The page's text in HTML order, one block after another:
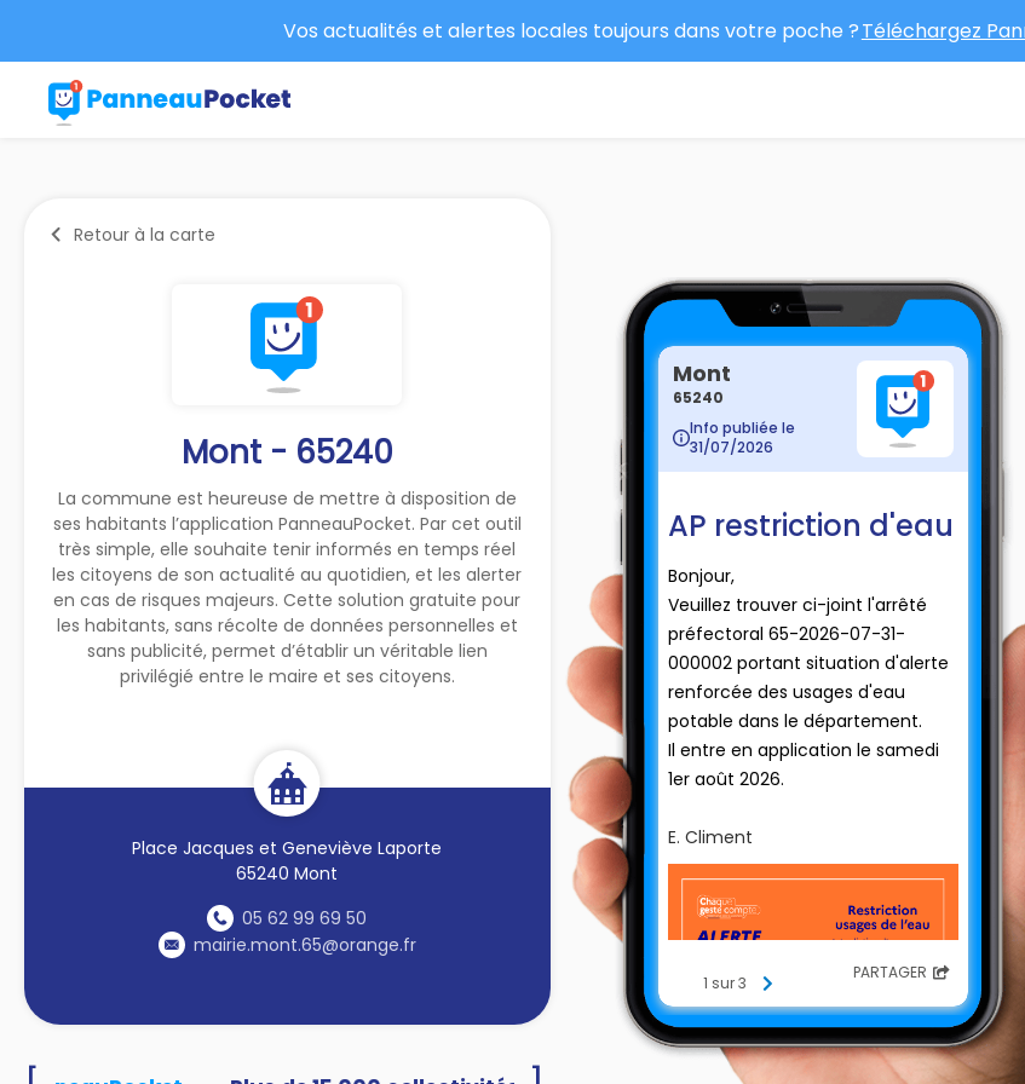
Vos actualités et alertes locales toujours dans votre poche ?Téléchargez
Retour à la carte
Mont - 65240
La commune est heureuse de mettre à disposition de
ses habitants l’application PanneauPocket. Par cet outil
très simple, elle souhaite tenir informés en temps réel
les citoyens de son actualité au quotidien, et les alerter
en cas de risques majeurs. Cette solution gratuite pour
les habitants, sans récolte de données personnelles et
sans publicité, permet d’établir un véritable lien
privilégié entre le maire et ses citoyens.
Place Jacques et Geneviève Laporte
65240 Mont
05 62 99 69 50
mairie.mont.65@orange.fr
Mont
65240
Info publiée le
31/07/2026
AP restriction d'eau
Bonjour,
Veuillez trouver ci-joint l'arrêté
préfectoral 65-2026-07-31-
000002 portant situation d'alerte
renforcée des usages d'eau
potable dans le département.
Il entre en application le samedi
1er août 2026.
E. Climent
1 sur 3 PARTAGER